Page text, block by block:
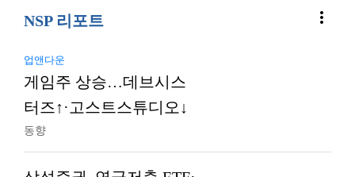
NSP 리포트 more_vert
업앤다운
게임주 상승…데브시스
터즈↑·고스트스튜디오↓
동향